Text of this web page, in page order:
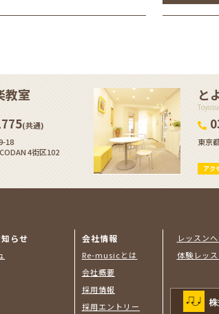
教室
(共通)
18
4街区102
と
東京
アク
らせ 会社情報
Re-musicとは
会社概要
採用情報
採用エントリー
レッスン
体験レッ